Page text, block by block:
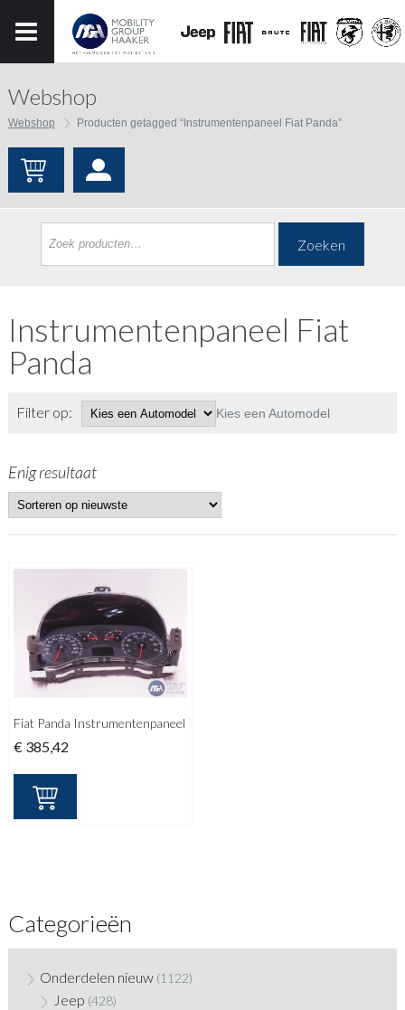
Webshop
Webshop Producten getagged “Instrumentenpaneel Fiat Panda”
Zoeken
Instrumentenpaneel Fiat
Panda
Filter op: Kies een Automodel
Enig resultaat
Fiat Panda Instrumentenpaneel
€ 385,42
Categorieën
Onderdelen nieuw (1122)
Jeep (428)